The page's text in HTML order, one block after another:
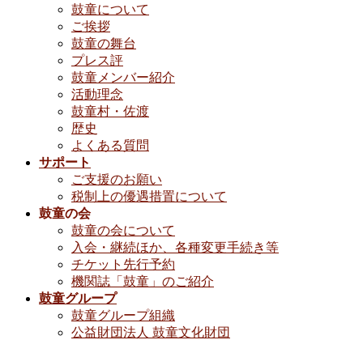
鼓童について
ご挨拶
鼓童の舞台
プレス評
鼓童メンバー紹介
活動理念
鼓童村・佐渡
歴史
よくある質問
サポート
ご支援のお願い
税制上の優遇措置について
鼓童の会
鼓童の会について
入会・継続ほか、各種変更手続き等
チケット先行予約
機関誌「鼓童」のご紹介
鼓童グループ
鼓童グループ組織
公益財団法人 鼓童文化財団